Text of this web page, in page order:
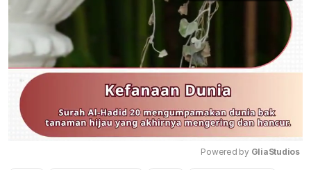
Powered by GliaStudios